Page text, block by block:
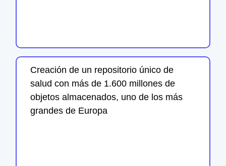
Creación de un repositorio único de
salud con más de 1.600 millones de
objetos almacenados, uno de los más
grandes de Europa